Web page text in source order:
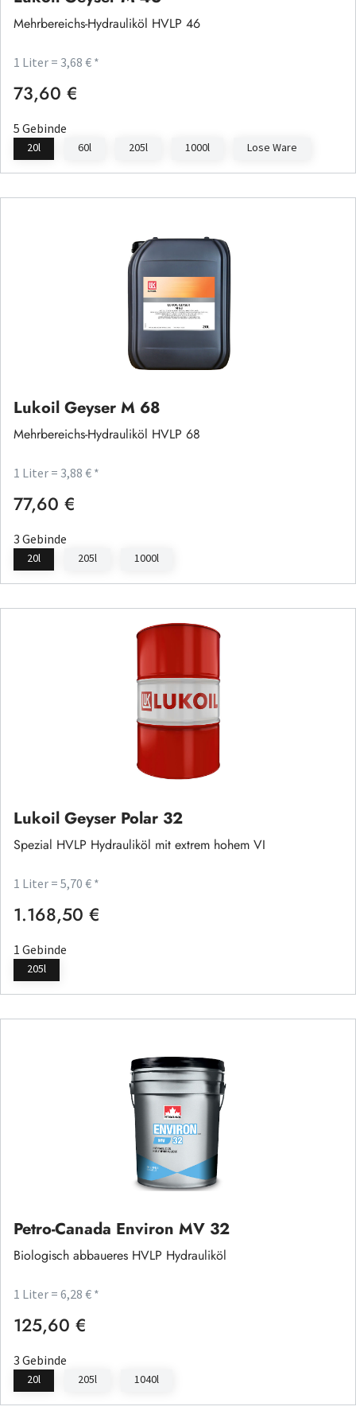
Mehrbereichs-Hydrauliköl HVLP 46
1 Liter = 3,68 € *
Regulärer Preis:
73,60 €
5 Gebinde
20l 60l 205l 1000l Lose Ware
Lukoil Geyser M 68
Mehrbereichs-Hydrauliköl HVLP 68
1 Liter = 3,88 € *
Regulärer Preis:
77,60 €
3 Gebinde
20l 205l 1000l
Lukoil Geyser Polar 32
Spezial HVLP Hydrauliköl mit extrem hohem VI
1 Liter = 5,70 € *
Regulärer Preis:
1.168,50 €
1 Gebinde
205l
Petro-Canada Environ MV 32
Biologisch abbaueres HVLP Hydrauliköl
1 Liter = 6,28 € *
Regulärer Preis:
125,60 €
3 Gebinde
20l 205l 1040l